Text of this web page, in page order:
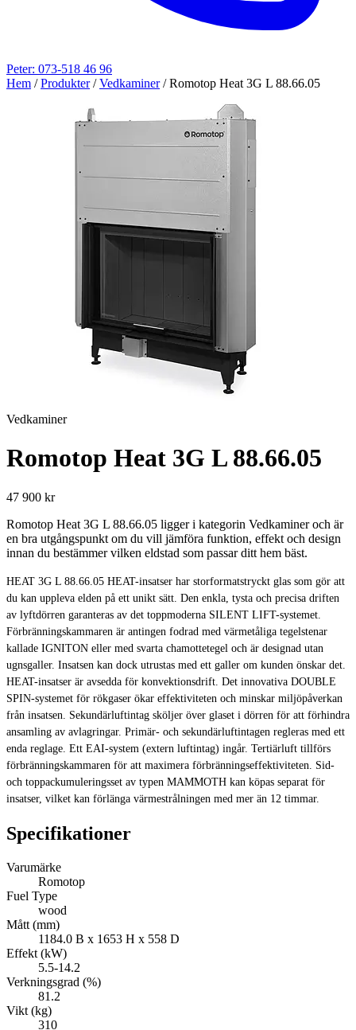
Peter: 073-518 46 96
Hem / Produkter / Vedkaminer / Romotop Heat 3G L 88.66.05
Vedkaminer
Romotop Heat 3G L 88.66.05
47 900 kr
Romotop Heat 3G L 88.66.05 ligger i kategorin Vedkaminer och är
en bra utgångspunkt om du vill jämföra funktion, effekt och design
innan du bestämmer vilken eldstad som passar ditt hem bäst.
HEAT 3G L 88.66.05 HEAT-insatser har storformatstryckt glas som gör att
du kan uppleva elden på ett unikt sätt. Den enkla, tysta och precisa driften
av lyftdörren garanteras av det toppmoderna SILENT LIFT-systemet.
Förbränningskammaren är antingen fodrad med värmetåliga tegelstenar
kallade IGNITON eller med svarta chamottetegel och är designad utan
ugnsgaller. Insatsen kan dock utrustas med ett galler om kunden önskar det.
HEAT-insatser är avsedda för konvektionsdrift. Det innovativa DOUBLE
SPIN-systemet för rökgaser ökar effektiviteten och minskar miljöpåverkan
från insatsen. Sekundärluftintag sköljer över glaset i dörren för att förhindra
ansamling av avlagringar. Primär- och sekundärluftintagen regleras med ett
enda reglage. Ett EAI-system (extern luftintag) ingår. Tertiärluft tillförs
förbränningskammaren för att maximera förbränningseffektiviteten. Sid-
och toppackumuleringsset av typen MAMMOTH kan köpas separat för
insatser, vilket kan förlänga värmestrålningen med mer än 12 timmar.
Specifikationer
Varumärke
Romotop
Fuel Type
wood
Mått (mm)
1184.0 B x 1653 H x 558 D
Effekt (kW)
5.5-14.2
Verkningsgrad (%)
81.2
Vikt (kg)
310